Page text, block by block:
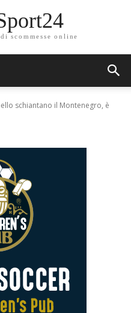
scommesse online
schiantano il Montenegro, è